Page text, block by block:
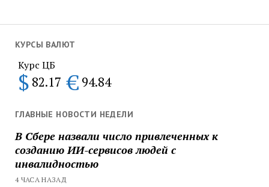
КУРСЫ ВАЛЮТ
Курс ЦБ
$ 82.17 € 94.84
ГЛАВНЫЕ НОВОСТИ НЕДЕЛИ
В Сбере назвали число привлеченных к
созданию ИИ-сервисов людей с
инвалидностью
4 ЧАСА НАЗАД